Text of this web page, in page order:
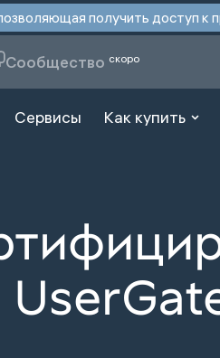
получить
Сообщество скоро
Сервисы Как купить